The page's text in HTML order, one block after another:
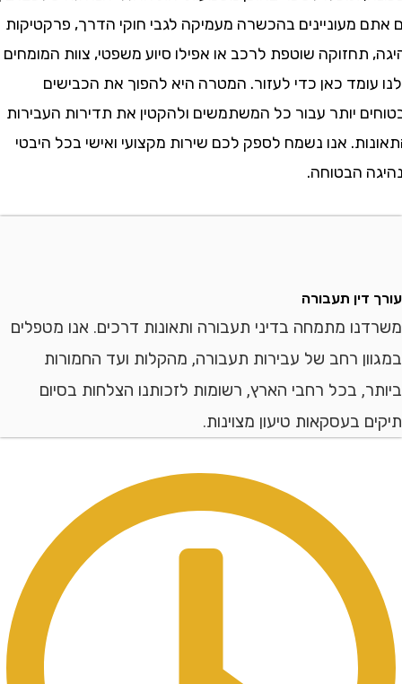
מעוניינים בהכשרה מעמיקה לגבי חוקי הדרך, פרקטיקות
שוטפת לרכב או אפילו סיוע משפטי, צוות המומחים
כאן כדי לעזור. המטרה היא להפוך את הכבישים
יותר עבור כל המשתמשים ולהקטין את תדירות העבירות
אנו נשמח לספק לכם שירות מקצועי ואישי בכל היבטי
הבטוחה.
תעבורה
מתמחה בדיני תעבורה ותאונות דרכים. אנו מטפלים
רחב של עבירות תעבורה, מהקלות ועד החמורות
בכל רחבי הארץ, רשומות לזכותנו הצלחות בסיום
בעסקאות טיעון מצוינות.